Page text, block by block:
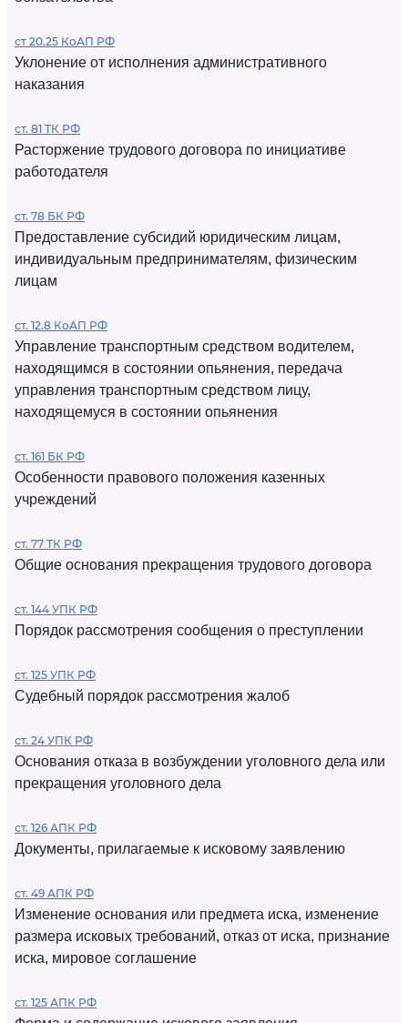
ст 20.25 КоАП РФ
Уклонение от исполнения административного
наказания
ст. 81 ТК РФ
Расторжение трудового договора по инициативе
работодателя
ст. 78 БК РФ
Предоставление субсидий юридическим лицам,
индивидуальным предпринимателям, физическим
лицам
ст. 12.8 КоАП РФ
Управление транспортным средством водителем,
находящимся в состоянии опьянения, передача
управления транспортным средством лицу,
находящемуся в состоянии опьянения
ст. 161 БК РФ
Особенности правового положения казенных
учреждений
ст. 77 ТК РФ
Общие основания прекращения трудового договора
ст. 144 УПК РФ
Порядок рассмотрения сообщения о преступлении
ст. 125 УПК РФ
Судебный порядок рассмотрения жалоб
ст. 24 УПК РФ
Основания отказа в возбуждении уголовного дела или
прекращения уголовного дела
ст. 126 АПК РФ
Документы, прилагаемые к исковому заявлению
ст. 49 АПК РФ
Изменение основания или предмета иска, изменение
размера исковых требований, отказ от иска, признание
иска, мировое соглашение
ст. 125 АПК РФ